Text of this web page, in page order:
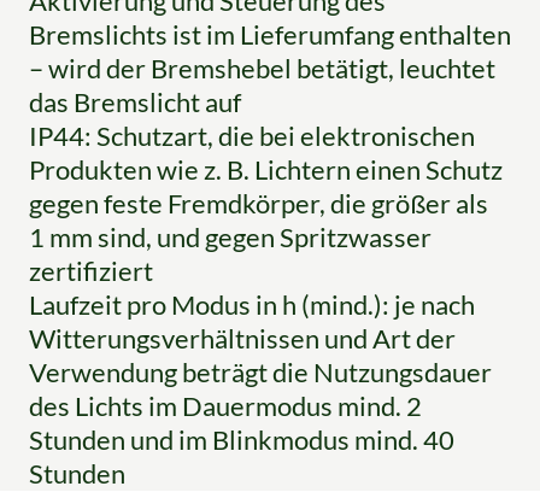
Bremslichts ist im Lieferumfang enthalten
– wird der Bremshebel betätigt, leuchtet
das Bremslicht auf
IP44: Schutzart, die bei elektronischen
Produkten wie z. B. Lichtern einen Schutz
gegen feste Fremdkörper, die größer als
1 mm sind, und gegen Spritzwasser
zertifiziert
Laufzeit pro Modus in h (mind.): je nach
Witterungsverhältnissen und Art der
Verwendung beträgt die Nutzungsdauer
des Lichts im Dauermodus mind. 2
Stunden und im Blinkmodus mind. 40
Stunden